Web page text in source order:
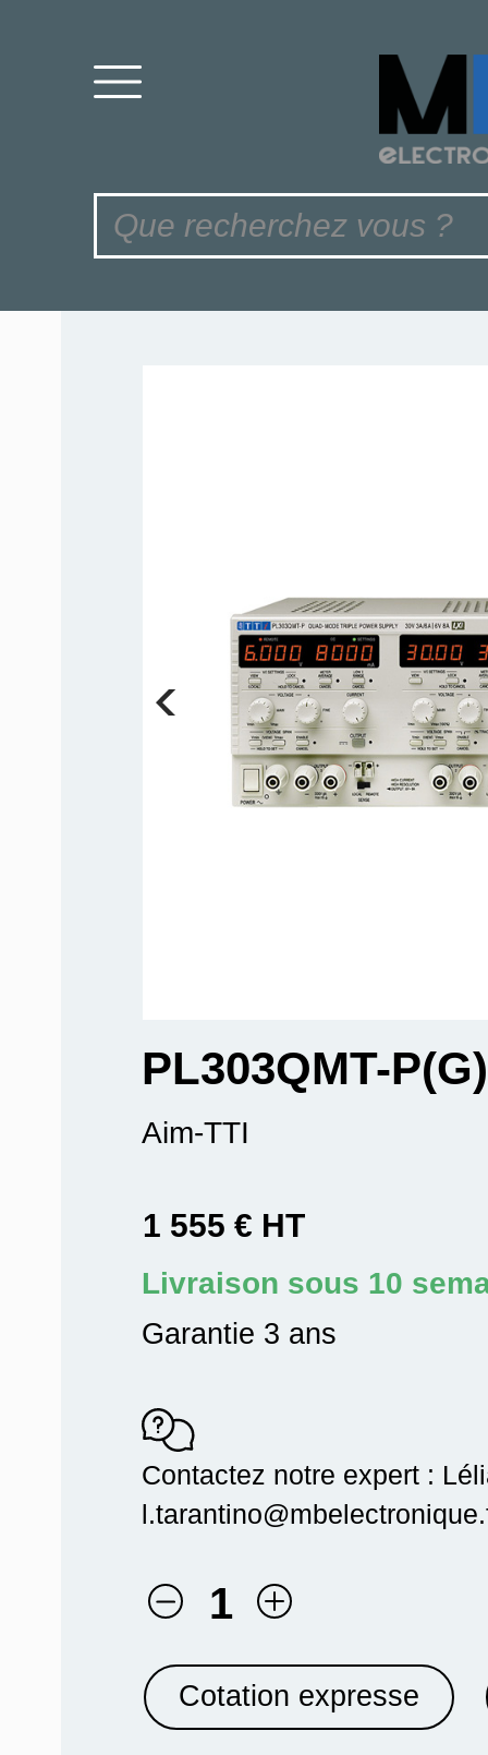
PL303QMT-P(G)
Aim-TTI
1 555 € HT
Livraison sous 10
Garantie 3 ans
Contactez notre expert :
1
Cotation expresse